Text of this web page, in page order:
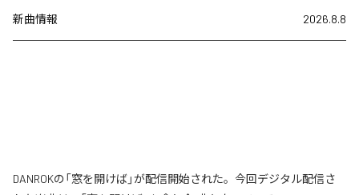
新曲情報 2026.8.8
DANROKの「窓を開けば」が配信開始された。今回デジタル配信さ